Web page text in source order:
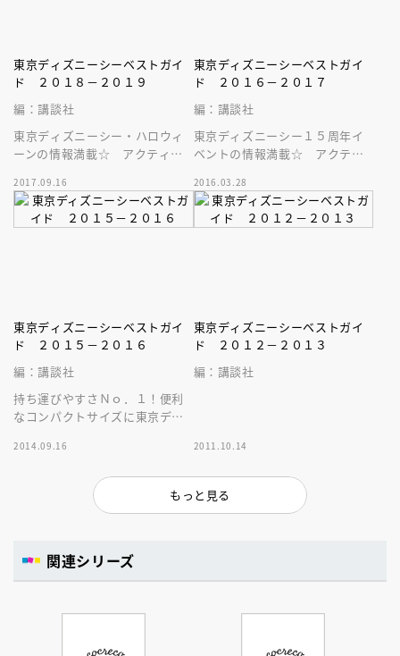
東京ディズニーシーベストガイ
ド ２０１８－２０１９
編：講談社
東京ディズニーシー・ハロウィ
ーンの情報満載☆ アクティブ
クトサイズの人気ガイドシリー
ズ最新版！
2017.09.16
東京ディズニーシーベストガイ
ド ２０１６－２０１７
編：講談社
東京ディズニーシー１５周年イ
ベントの情報満載☆ アクティ
パクトサイズの人気ガイドシリ
ーズ最新版！
2016.03.28
東京ディズニーシーベストガイ
ド ２０１５－２０１６
編：講談社
持ち運びやすさＮｏ．１！便利
なコンパクトサイズに東京ディ
ゅっ！巻頭特集は大人気のダッ
2014.09.16
東京ディズニーシーベストガイ
ド ２０１２－２０１３
編：講談社
2011.10.14
もっと見る
関連シリーズ